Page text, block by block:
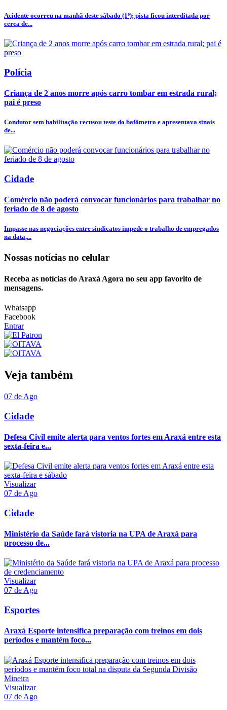
Acidente ocorreu na manhã deste sábado (1º); pista ficou interditada por
cerca de...
Polícia
Criança de 2 anos morre após carro tombar em estrada rural;
pai é preso
Condutor sem habilitação recusou teste do bafômetro e apresentava sinais
de...
Cidade
Comércio não poderá convocar funcionários para trabalhar no
feriado de 8 de agosto
Impasse nas negociações entre sindicatos impede o trabalho de empregados
na data,...
Nossas notícias no celular
Receba as notícias do Araxá Agora no seu app favorito de
mensagens.
Whatsapp
Facebook
Entrar
Veja também
07 de Ago
Cidade
Defesa Civil emite alerta para ventos fortes em Araxá entre esta
sexta-feira e...
Visualizar
07 de Ago
Cidade
Ministério da Saúde fará vistoria na UPA de Araxá para
processo de...
Visualizar
07 de Ago
Esportes
Araxá Esporte intensifica preparação com treinos em dois
períodos e mantém foco...
Visualizar
07 de Ago